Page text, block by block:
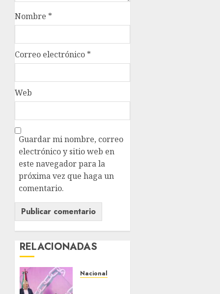
Nombre *
Correo electrónico *
Web
Guardar mi nombre, correo
electrónico y sitio web en
este navegador para la
próxima vez que haga un
comentario.
RELACIONADAS
Nacional